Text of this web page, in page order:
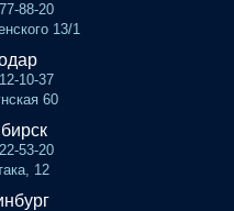
88-20
13/1
10-37
60
53-20
12